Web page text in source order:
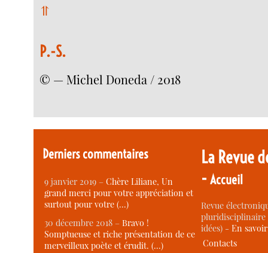
⥣
P.-S.
© — Michel Doneda / 2018
Derniers commentaires
9 janvier 2019 –Chère Liliane, Un
grand merci pour votre appréciation et
surtout pour votre (…)
30 décembre 2018 –Bravo !
Somptueuse et riche présentation de ce
merveilleux poète et érudit. (…)
La Revue
-Accueil
Revue
idées) -En
Contacts